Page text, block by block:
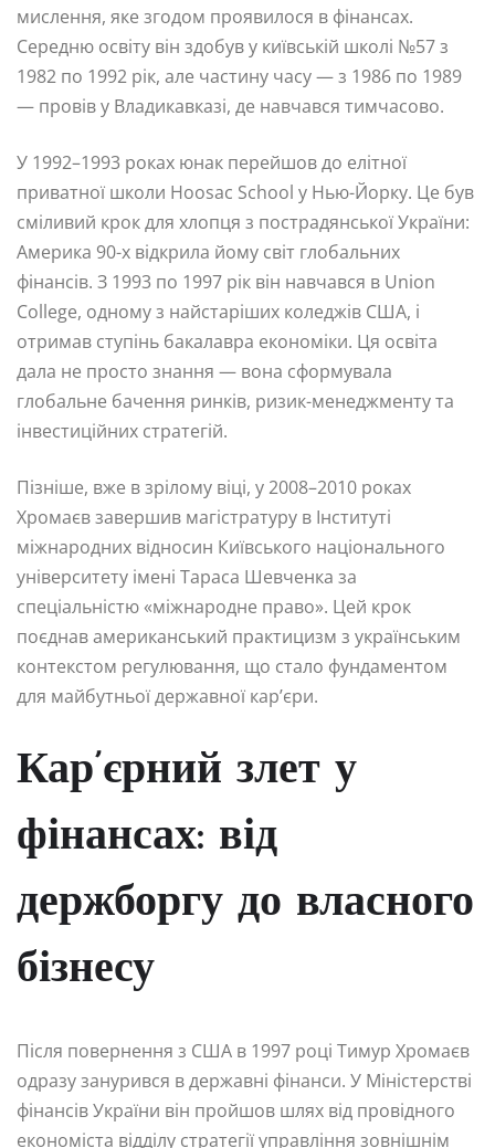
мислення, яке згодом проявилося в фінансах.
Середню освіту він здобув у київській школі №57 з
1982 по 1992 рік, але частину часу — з 1986 по 1989
— провів у Владикавказі, де навчався тимчасово.
У 1992–1993 роках юнак перейшов до елітної
приватної школи Hoosac School у Нью-Йорку. Це був
сміливий крок для хлопця з пострадянської України:
Америка 90-х відкрила йому світ глобальних
фінансів. З 1993 по 1997 рік він навчався в Union
College, одному з найстаріших коледжів США, і
отримав ступінь бакалавра економіки. Ця освіта
дала не просто знання — вона сформувала
глобальне бачення ринків, ризик-менеджменту та
інвестиційних стратегій.
Пізніше, вже в зрілому віці, у 2008–2010 роках
Хромаєв завершив магістратуру в Інституті
міжнародних відносин Київського національного
університету імені Тараса Шевченка за
спеціальністю «міжнародне право». Цей крок
поєднав американський практицизм з українським
контекстом регулювання, що стало фундаментом
для майбутньої державної кар’єри.
Кар’єрний злет у
фінансах: від
держборгу до власного
бізнесу
Після повернення з США в 1997 році Тимур Хромаєв
одразу занурився в державні фінанси. У Міністерстві
фінансів України він пройшов шлях від провідного
економіста відділу стратегії управління зовнішнім